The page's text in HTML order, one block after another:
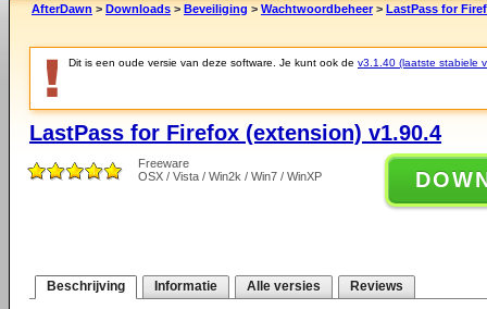
AfterDawn > Downloads > Beveiliging > Wachtwoordbeheer > LastPass for
Dit is een oude versie van deze software. Je kunt ook de v3.1.40 (laatste stabiele
LastPass for Firefox (extension) v1.90.4
Freeware
OSX / Vista / Win2k / Win7 / WinXP
Beschrijving Informatie Alle versies Reviews